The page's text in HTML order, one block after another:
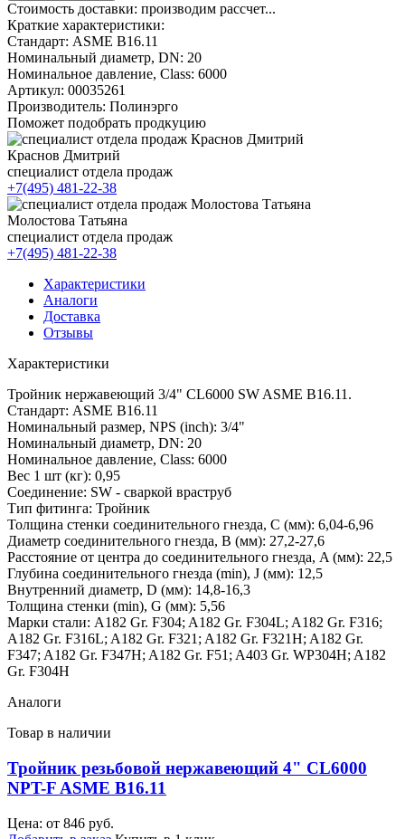
Стоимость доставки: производим рассчет...
Краткие характеристики:
Стандарт: ASME B16.11
Номинальный диаметр, DN: 20
Номинальное давление, Class: 6000
Артикул: 00035261
Производитель: Полинэрго
Поможет подобрать продкуцию
Краснов Дмитрий
специалист отдела продаж
+7(495) 481-22-38
Молостова Татьяна
специалист отдела продаж
+7(495) 481-22-38
Характеристики
Аналоги
Доставка
Отзывы
Характеристики
Тройник нержавеющий 3/4" CL6000 SW ASME B16.11.
Стандарт: ASME B16.11
Номинальный размер, NPS (inch): 3/4"
Номинальный диаметр, DN: 20
Номинальное давление, Class: 6000
Вес 1 шт (кг): 0,95
Соединение: SW - сваркой враструб
Тип фитинга: Тройник
Толщина стенки соединительного гнезда, C (мм): 6,04-6,96
Диаметр соединительного гнезда, B (мм): 27,2-27,6
Расстояние от центра до соединительного гнезда, A (мм): 22,5
Глубина соединительного гнезда (min), J (мм): 12,5
Внутренний диаметр, D (мм): 14,8-16,3
Толщина стенки (min), G (мм): 5,56
Марки стали: A182 Gr. F304; A182 Gr. F304L; A182 Gr. F316;
A182 Gr. F316L; A182 Gr. F321; A182 Gr. F321H; A182 Gr.
F347; A182 Gr. F347H; A182 Gr. F51; A403 Gr. WP304H; A182
Gr. F304Н
Аналоги
Товар в наличии
Тройник резьбовой нержавеющий 4" CL6000
NPT-F ASME B16.11
Цена: от 846 руб.